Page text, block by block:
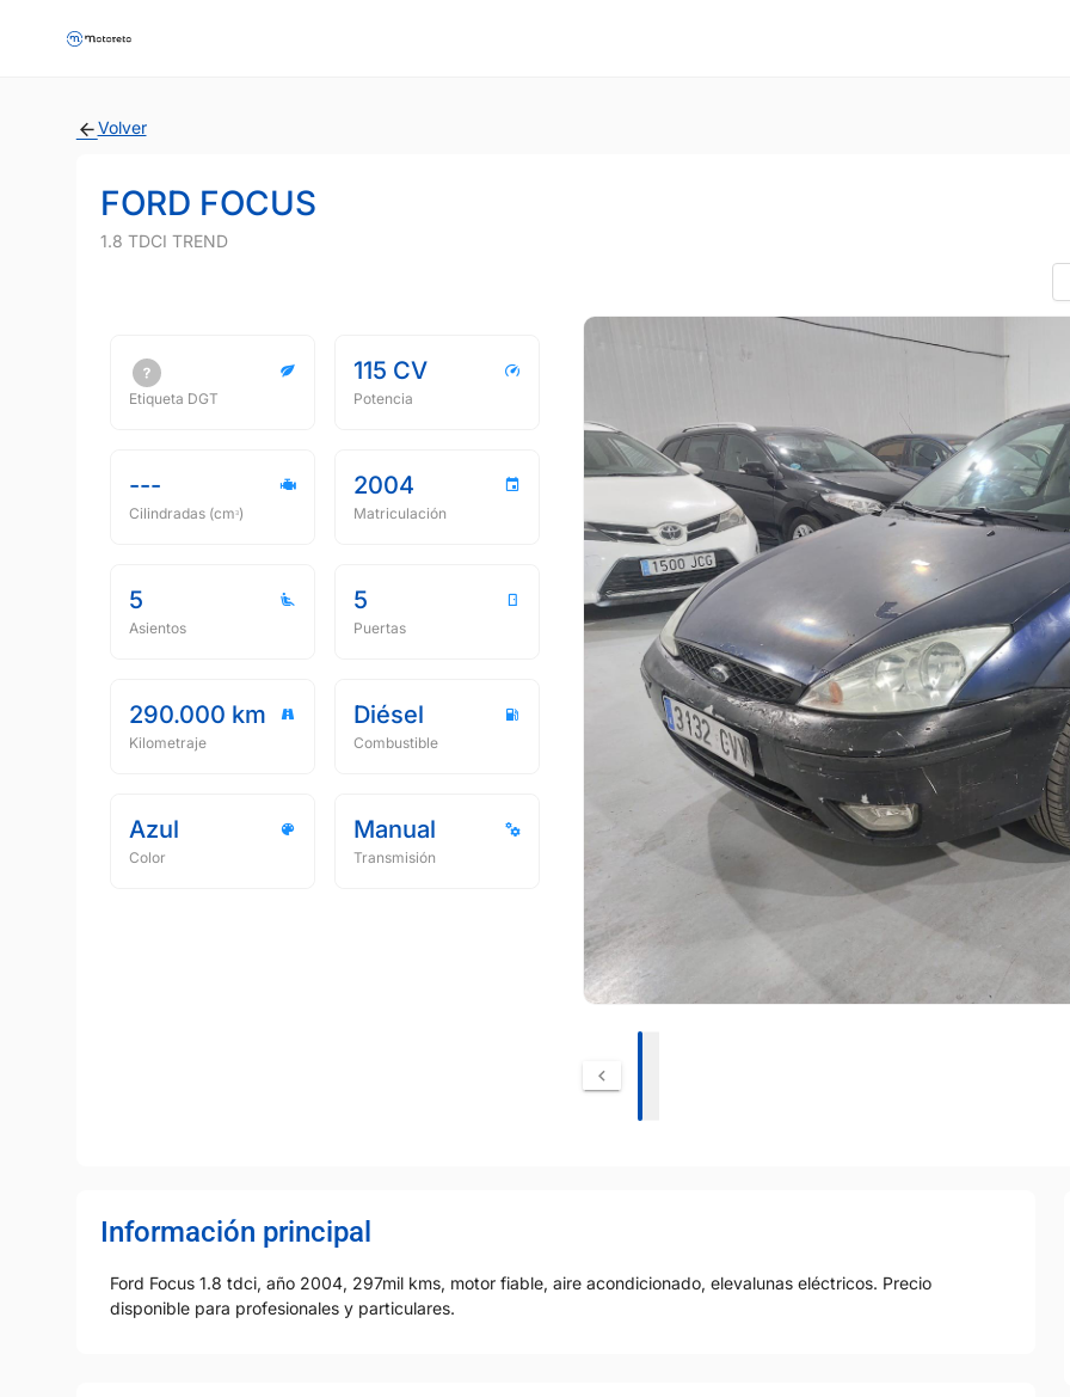
Volver
FORD FOCUS
1.8 TDCI TREND
Etiqueta DGT
115 CV
Potencia
---
Cilindradas (cmᵌ)
2004
Matriculación
5
Asientos
5
Puertas
290.000 km
Kilometraje
Diésel
Combustible
Azul
Color
Manual
Transmisión
Información principal
Ford Focus 1.8 tdci, año 2004, 297mil kms, motor fiable, aire acondicionado, elevalunas eléctricos. Precio
disponible para profesionales y particulares.